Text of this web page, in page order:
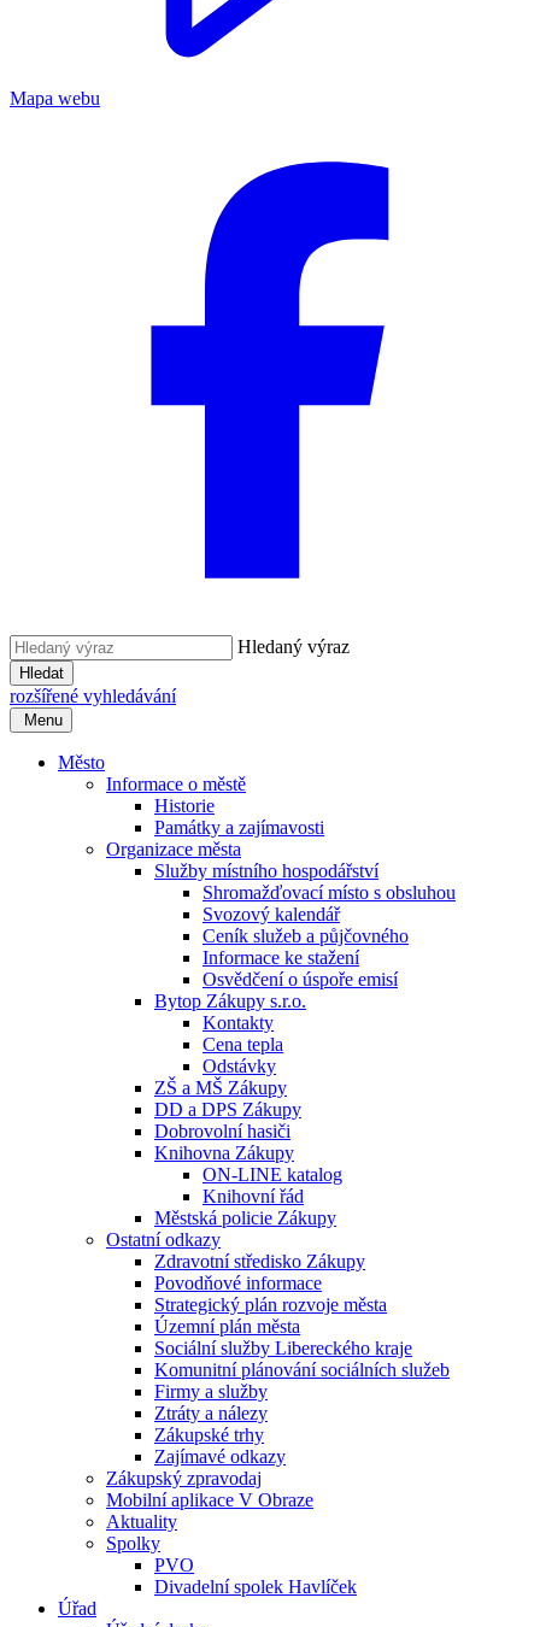
Mapa webu
Hledaný výraz
Hledat
rozšířené vyhledávání
Menu
Město
Informace o městě
Historie
Památky a zajímavosti
Organizace města
Služby místního hospodářství
Shromažďovací místo s obsluhou
Svozový kalendář
Ceník služeb a půjčovného
Informace ke stažení
Osvědčení o úspoře emisí
Bytop Zákupy s.r.o.
Kontakty
Cena tepla
Odstávky
ZŠ a MŠ Zákupy
DD a DPS Zákupy
Dobrovolní hasiči
Knihovna Zákupy
ON-LINE katalog
Knihovní řád
Městská policie Zákupy
Ostatní odkazy
Zdravotní středisko Zákupy
Povodňové informace
Strategický plán rozvoje města
Územní plán města
Sociální služby Libereckého kraje
Komunitní plánování sociálních služeb
Firmy a služby
Ztráty a nálezy
Zákupské trhy
Zajímavé odkazy
Zákupský zpravodaj
Mobilní aplikace V Obraze
Aktuality
Spolky
PVO
Divadelní spolek Havlíček
Úřad